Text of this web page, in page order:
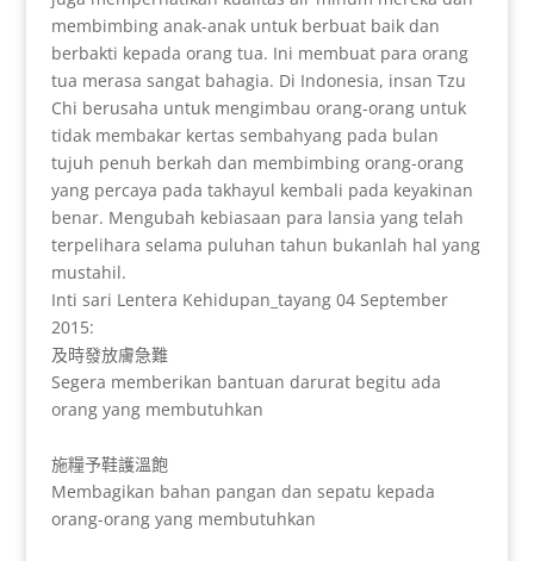
membimbing anak-anak untuk berbuat baik dan
berbakti kepada orang tua. Ini membuat para orang
tua merasa sangat bahagia. Di Indonesia, insan Tzu
Chi berusaha untuk mengimbau orang-orang untuk
tidak membakar kertas sembahyang pada bulan
tujuh penuh berkah dan membimbing orang-orang
yang percaya pada takhayul kembali pada keyakinan
benar. Mengubah kebiasaan para lansia yang telah
terpelihara selama puluhan tahun bukanlah hal yang
mustahil.
Inti sari Lentera Kehidupan_tayang 04 September
2015:
及時發放膚急難
Segera memberikan bantuan darurat begitu ada
orang yang membutuhkan
施糧予鞋護溫飽
Membagikan bahan pangan dan sepatu kepada
orang-orang yang membutuhkan